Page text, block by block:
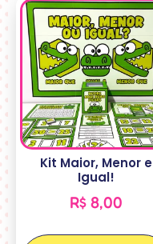
Kit Maior, Menor e
Igual!
R$8,00